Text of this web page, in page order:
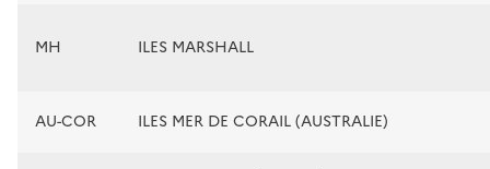
MH ILES MARSHALL
AU-COR ILES MER DE CORAIL (AUSTRALIE)